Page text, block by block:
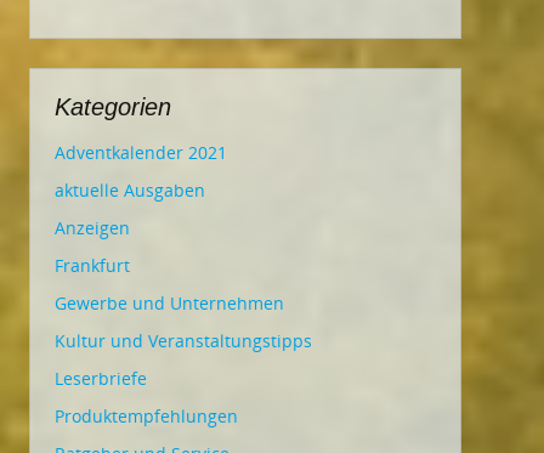
Kategorien
Adventkalender 2021
aktuelle Ausgaben
Anzeigen
Frankfurt
Gewerbe und Unternehmen
Kultur und Veranstaltungstipps
Leserbriefe
Produktempfehlungen